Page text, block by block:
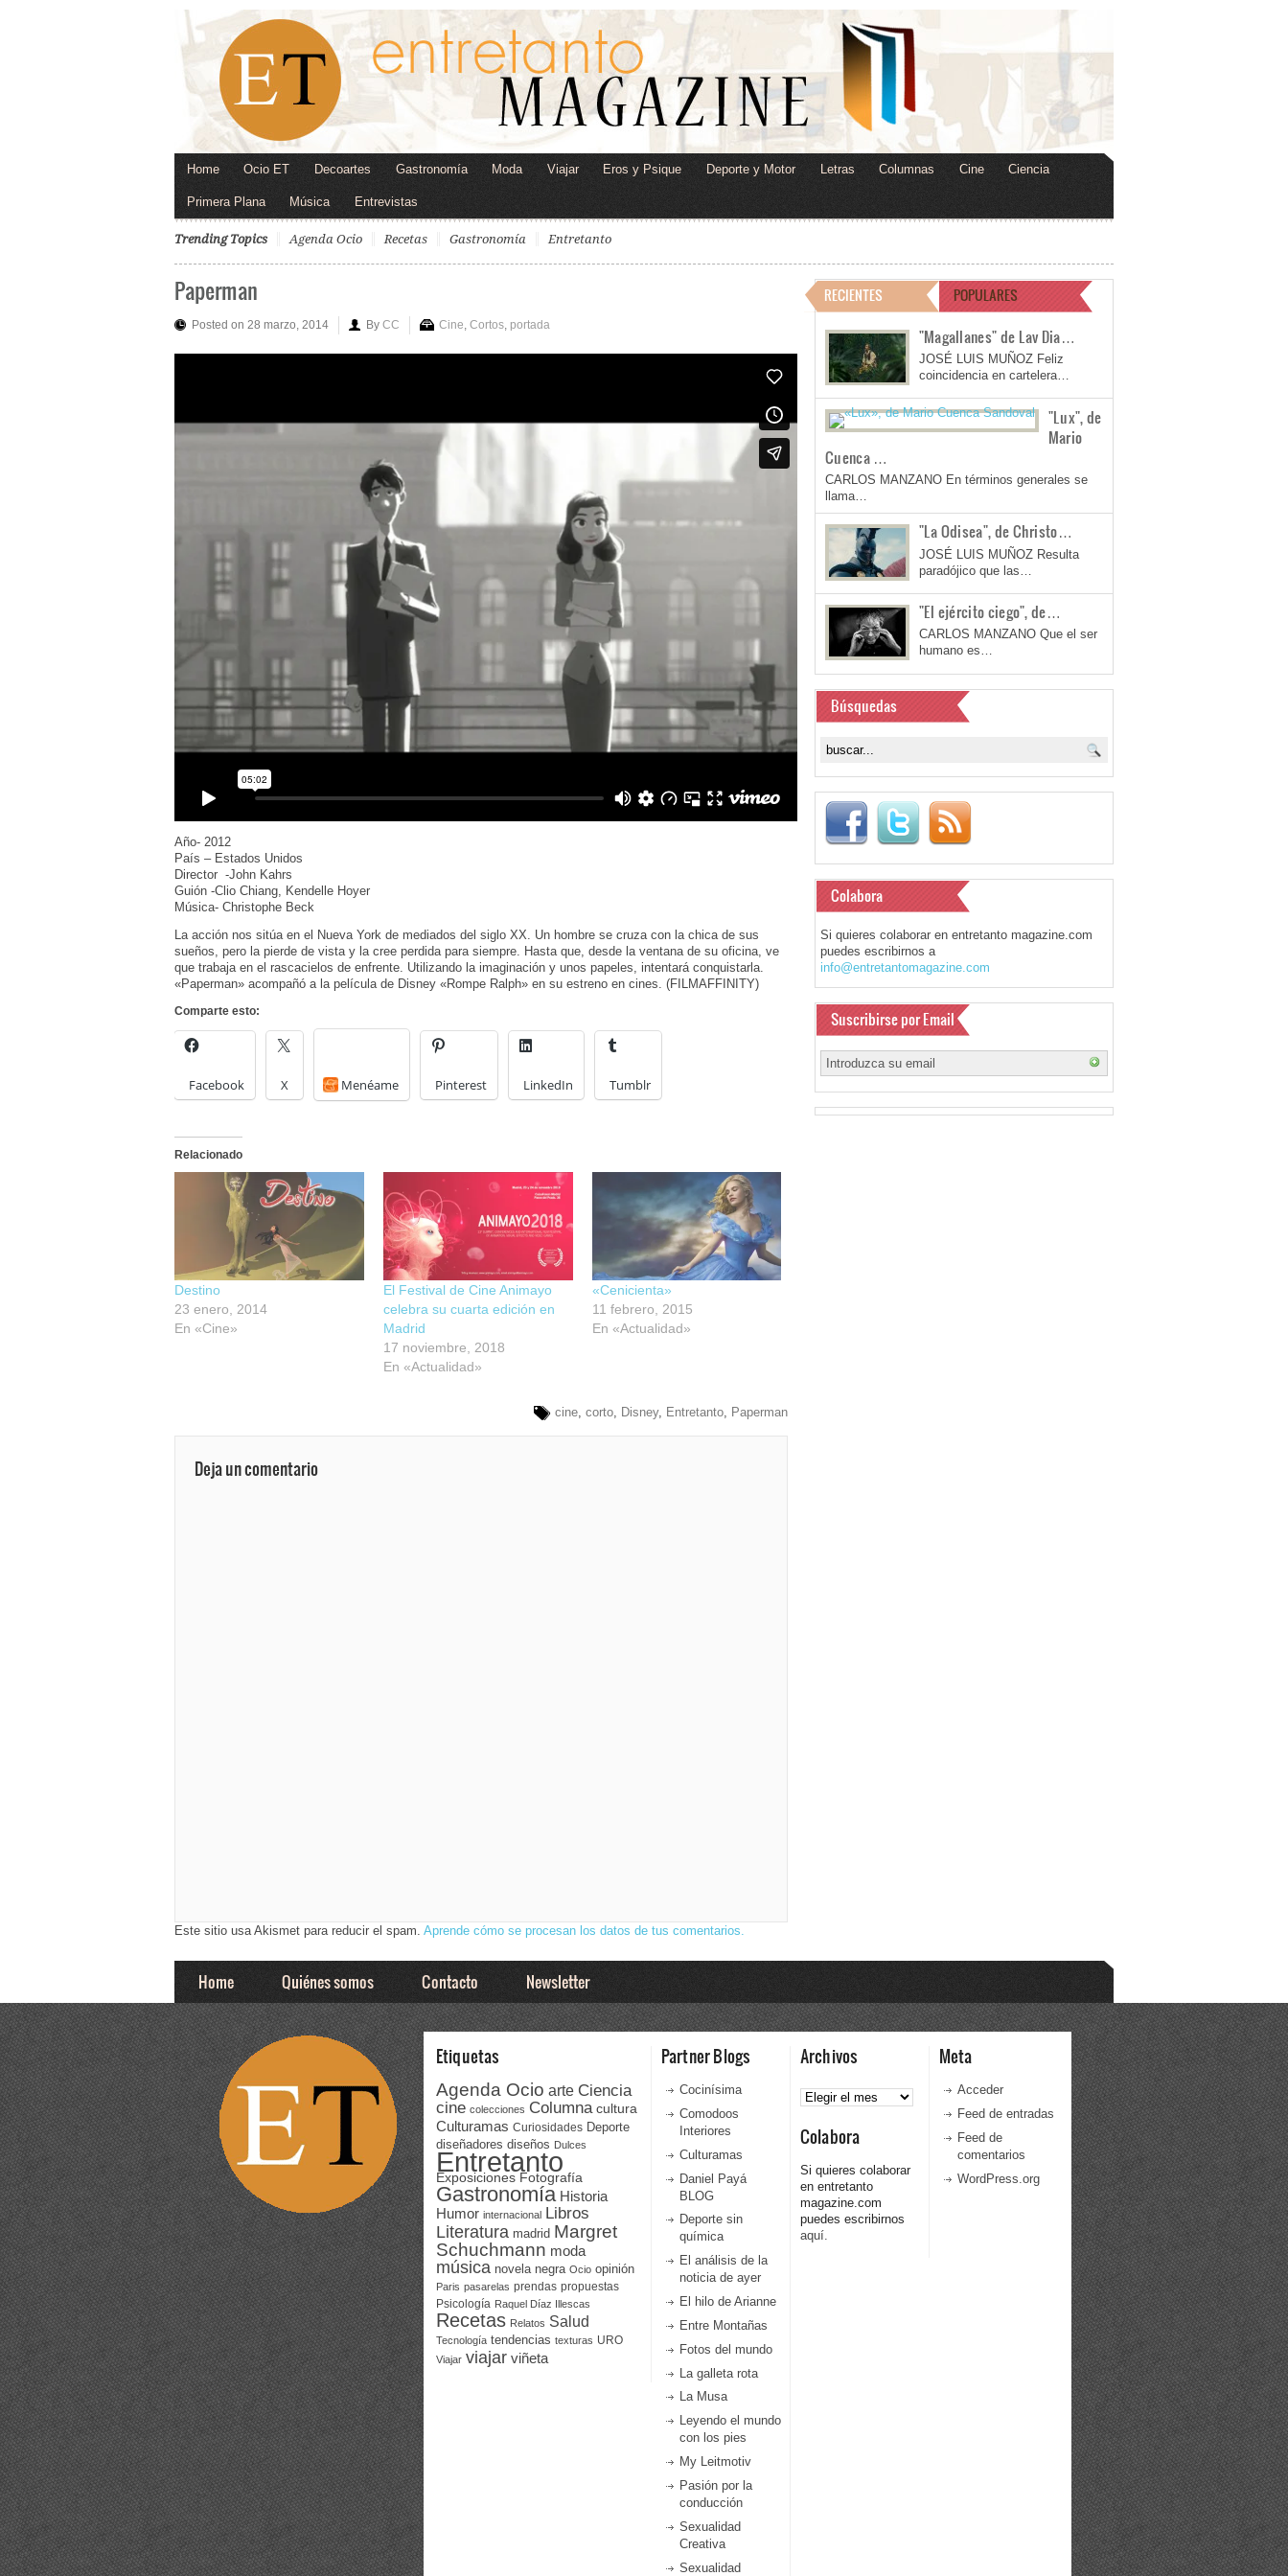
Home Ocio ET Decoartes Gastronomía Moda Viajar Eros y Psique Deporte y Motor Letras Columnas Cine Ciencia
Primera Plana Música Entrevistas
Trending Topics Agenda Ocio Recetas Gastronomía Entretanto
Paperman
Posted on 28 marzo, 2014 By CC Cine Cortos portada
Año- 2012
País – Estados Unidos
Director -John Kahrs
Guión -Clio Chiang, Kendelle Hoyer
Música- Christophe Beck
La acción nos sitúa en el Nueva York de mediados del siglo XX. Un hombre se cruza con la chica de sus
sueños, pero la pierde de vista y la cree perdida para siempre. Hasta que, desde la ventana de su oficina, ve
que trabaja en el rascacielos de enfrente. Utilizando la imaginación y unos papeles, intentará conquistarla.
«Paperman» acompañó a la película de Disney «Rompe Ralph» en su estreno en cines. (FILMAFFINITY)
Comparte esto:
Facebook X Menéame Pinterest LinkedIn Tumblr
Relacionado
Destino
23 enero, 2014
En «Cine»
El Festival de Cine Animayo
celebra su cuarta edición en
Madrid
17 noviembre, 2018
En «Actualidad»
«Cenicienta»
11 febrero, 2015
En «Actualidad»
cine, corto, Disney, Entretanto, Paperman
Deja un comentario
Este sitio usa Akismet para reducir el spam. Aprende cómo se procesan los datos de tus comentarios.
RECIENTES POPULARES
"Magallanes" de Lav Dia…
JOSÉ LUIS MUÑOZ Feliz
coincidencia en cartelera…
"Lux", de
Mario
Cuenca …
CARLOS MANZANO En términos generales se
llama…
"La Odisea", de Christo…
JOSÉ LUIS MUÑOZ Resulta
paradójico que las…
"El ejército ciego", de…
CARLOS MANZANO Que el ser
humano es…
Búsquedas
Colabora
Si quieres colaborar en entretanto magazine.com
puedes escribirnos a
info@entretantomagazine.com
Suscribirse por Email
Home Quiénes somos Contacto Newsletter
Etiquetas
Agenda Ocio arte Ciencia
cine colecciones Columna cultura
Culturamas Curiosidades Deporte
diseñadores diseños Dulces
Entretanto
Exposiciones Fotografía
Gastronomía Historia
Humor internacional Libros
Literatura madrid Margret
Schuchmann moda
música novela negra Ocio opinión
Paris pasarelas prendas propuestas
Psicología Raquel Díaz Illescas
Recetas Relatos Salud
Tecnología tendencias texturas URO
Viajar viajar viñeta
Partner Blogs
Cocinísima
Comodoos
Interiores
Culturamas
Daniel Payá
BLOG
Deporte sin
química
El análisis de la
noticia de ayer
El hilo de Arianne
Entre Montañas
Fotos del mundo
La galleta rota
La Musa
Leyendo el mundo
con los pies
My Leitmotiv
Pasión por la
conducción
Sexualidad
Creativa
Sexualidad
Archivos
Archivos
Colabora
Si quieres colaborar
en entretanto
magazine.com
puedes escribirnos
aquí.
Meta
Acceder
Feed de entradas
Feed de
comentarios
WordPress.org